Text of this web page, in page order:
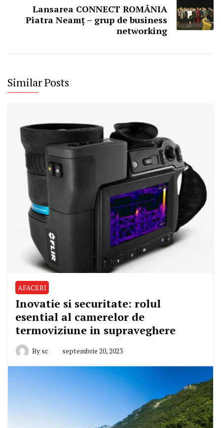
Lansarea CONNECT ROMÂNIA
Piatra Neamț – grup de business
networking
Similar Posts
AFACERI
Inovatie si securitate: rolul
esential al camerelor de
termoviziune in supraveghere
By sc septembrie 20, 2023